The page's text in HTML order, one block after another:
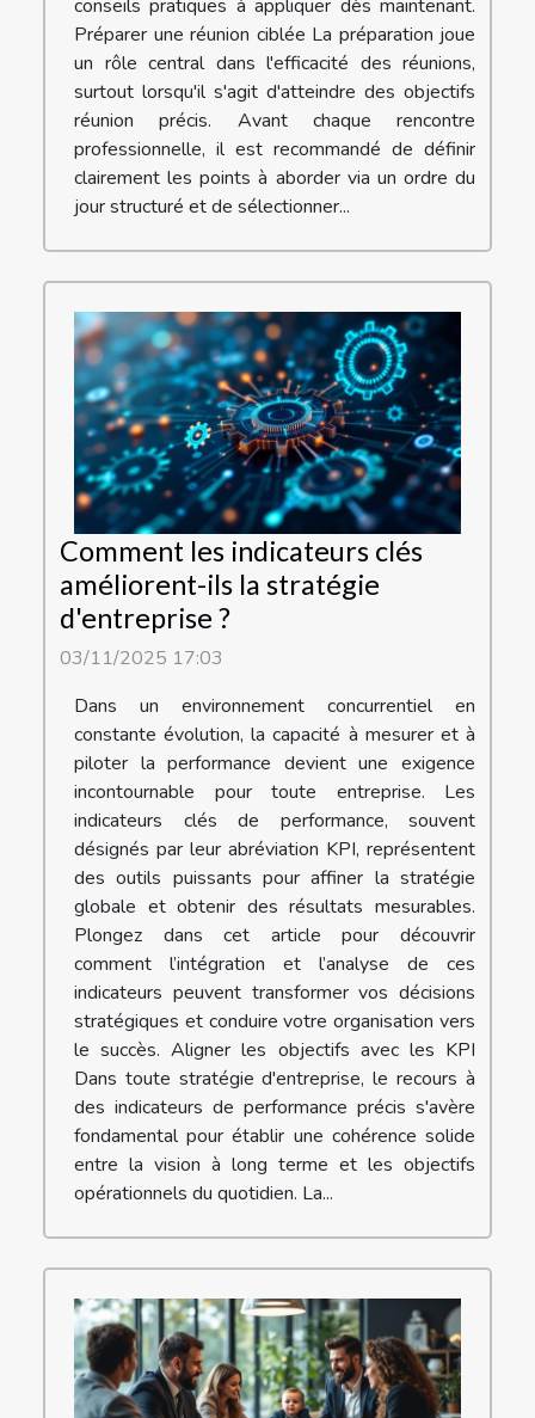
conseils pratiques à appliquer dès maintenant.
Préparer une réunion ciblée La préparation joue
un rôle central dans l'efficacité des réunions,
surtout lorsqu'il s'agit d'atteindre des objectifs
réunion précis. Avant chaque rencontre
professionnelle, il est recommandé de définir
clairement les points à aborder via un ordre du
jour structuré et de sélectionner...
Comment les indicateurs clés
améliorent-ils la stratégie
d'entreprise ?
03/11/2025 17:03
Dans un environnement concurrentiel en
constante évolution, la capacité à mesurer et à
piloter la performance devient une exigence
incontournable pour toute entreprise. Les
indicateurs clés de performance, souvent
désignés par leur abréviation KPI, représentent
des outils puissants pour affiner la stratégie
globale et obtenir des résultats mesurables.
Plongez dans cet article pour découvrir
comment l’intégration et l’analyse de ces
indicateurs peuvent transformer vos décisions
stratégiques et conduire votre organisation vers
le succès. Aligner les objectifs avec les KPI
Dans toute stratégie d'entreprise, le recours à
des indicateurs de performance précis s'avère
fondamental pour établir une cohérence solide
entre la vision à long terme et les objectifs
opérationnels du quotidien. La...